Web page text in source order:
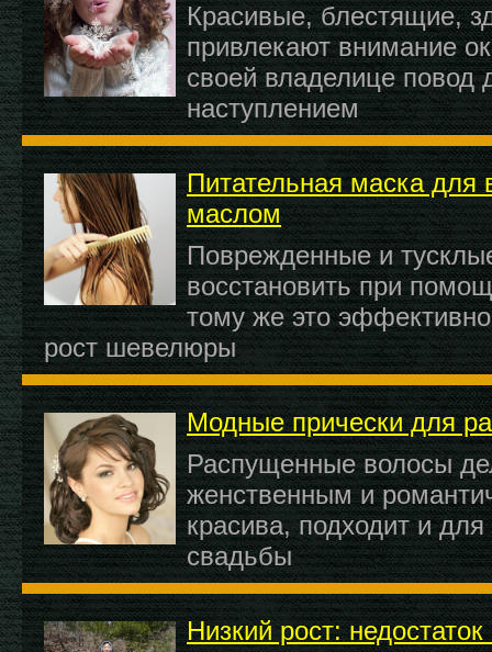
Красивые, блестящие,
привлекают внимание
своей владелице повод
наступлением
Питательная маска для
маслом
Поврежденные и
восстановить при
тому же это
рост шевелюры
Модные прически для
Распущенные волосы
женственным и
красива, подходит и
свадьбы
Низкий рост: